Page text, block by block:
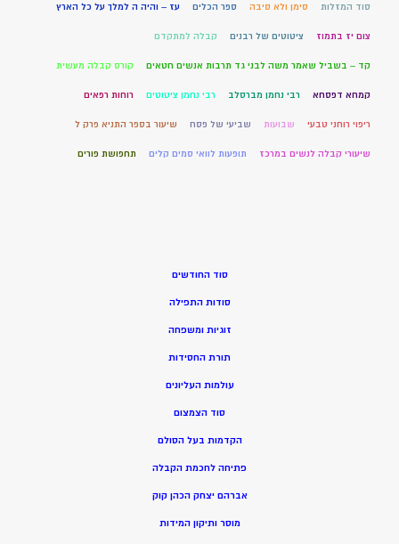
סוד המזלות סימן ולא סיבה ספר הכלים עז – והיה ה למלך על כל הארץ
צום יז בתמוז ציטוטים של רבנים קבלה למתקדם
קד – בשביל שאמר משה לבני גד תרבות אנשים חטאים קורס קבלה מעשית
קמחא דפסחא רבי נחמן מברסלב רבי נחמן ציטוטים רוחות רפאים
ריפוי רוחני טבעי שבועות שביעי של פסח שיעור בספר התניא פרק ל
שיעורי קבלה לנשים במרכז תופעות לוואי סמים קלים תחפושת פורים
סוד החודשים
סודות התפילה
זוגיות ומשפחה
תורת החסידות
עולמות העליונים
סוד הצמצום
הקדמות בעל הסולם
פתיחה לחכמת הקבלה
אברהם יצחק הכהן קוק
מוסר ותיקון המידות